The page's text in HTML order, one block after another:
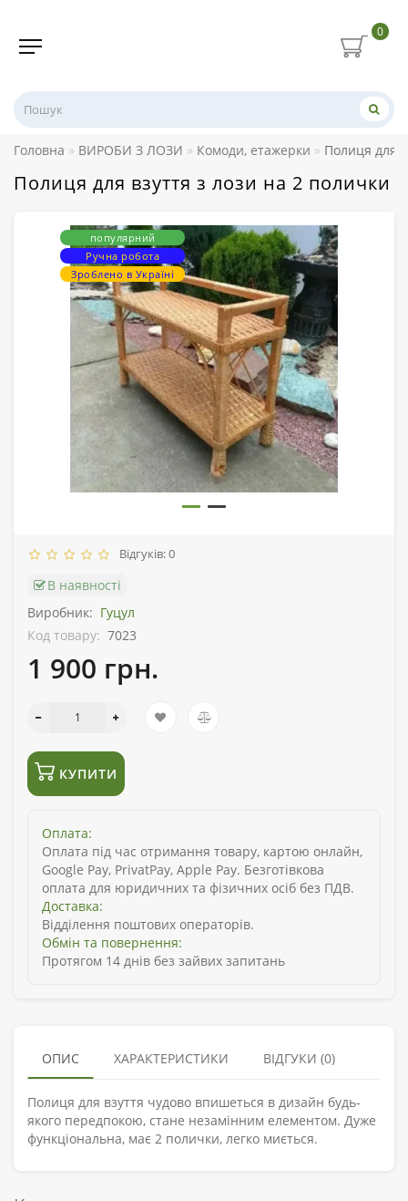
0
Головна ВИРОБИ З ЛОЗИ Комоди, етажерки Полиця для
Полиця для взуття з лози на 2 полички
популярний
Ручна робота
Зроблено в Україні
Відгуків: 0
В наявності
Виробник: Гуцул
Код товару: 7023
1 900 грн.
КУПИТИ
Оплата:
Оплата під час отримання товару, картою онлайн,
Google Pay, PrivatPay, Apple Pay. Безготівкова
оплата для юридичних та фізичних осіб без ПДВ.
Доставка:
Відділення поштових операторів.
Обмін та повернення:
Протягом 14 днів без зайвих запитань
ОПИС ХАРАКТЕРИСТИКИ ВІДГУКИ (0)
Полиця для взуття чудово впишеться в дизайн будь-
якого передпокою, стане незамінним елементом. Дуже
функціональна, має 2 полички, легко миється.